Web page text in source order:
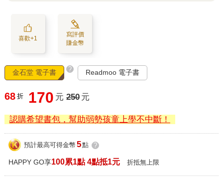
喜歡+1
寫評價
賺金幣
金石堂 電子書 ? Readmoo 電子書
68 折 170 元 250 元
認購希望書包，幫助弱勢孩童上學不中斷！
預計最高可得金幣 5點 ?
HAPPY GO享100累1點 4點抵1元 折抵無上限